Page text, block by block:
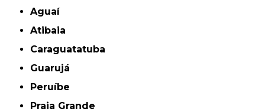
Aguaí
Atibaia
Caraguatatuba
Guarujá
Peruíbe
Praia Grande